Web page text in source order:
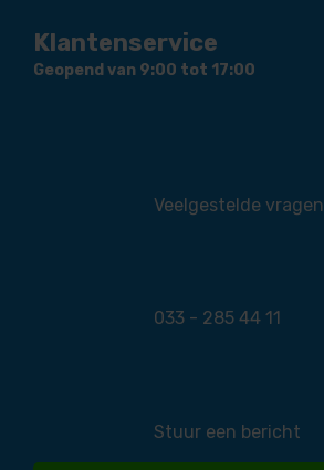
Klantenservice
Geopend van 9:00 tot 17:00
Veelgestelde vragen
033 - 285 44 11
Stuur een bericht